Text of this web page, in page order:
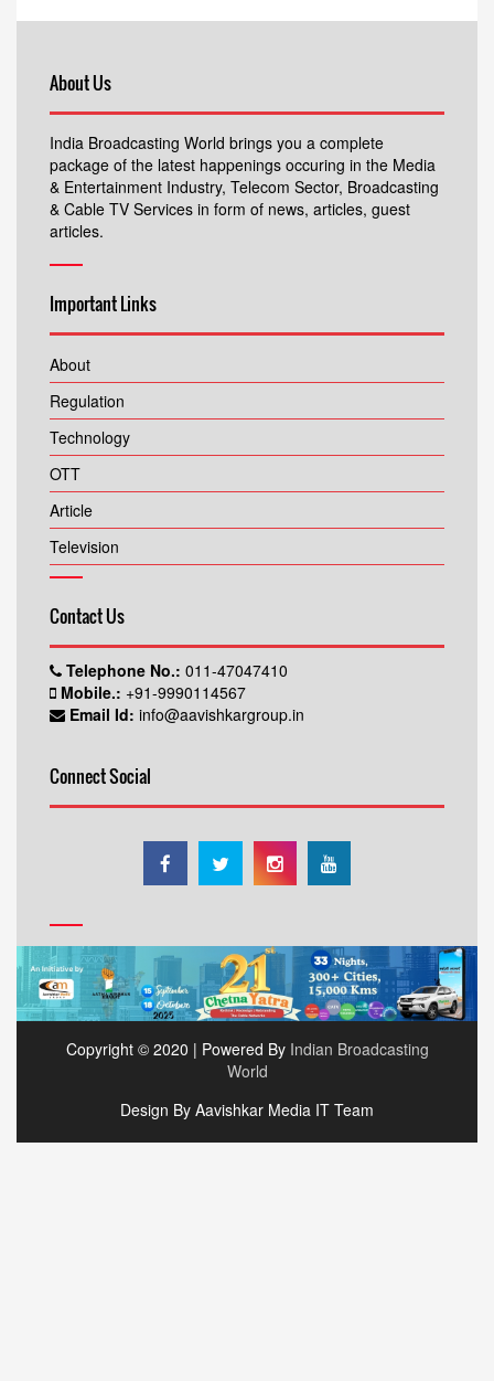
About Us
India Broadcasting World brings you a complete
package of the latest happenings occuring in the Media
& Entertainment Industry, Telecom Sector, Broadcasting
& Cable TV Services in form of news, articles, guest
articles.
Important Links
About
Regulation
Technology
OTT
Article
Television
Contact Us
Telephone No.: 011-47047410
Mobile.: +91-9990114567
Email Id: info@aavishkargroup.in
Connect Social
Copyright © 2020 | Powered By Indian Broadcasting
World
Design By Aavishkar Media IT Team